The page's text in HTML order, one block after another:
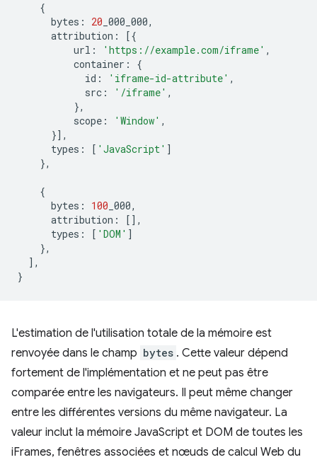
{
bytes : 20 _000_000,
attribution :
[{
url : 'https://example.com/iframe' ,
container :
{
id : 'iframe-id-attribute' ,
src : '/iframe' ,
},
scope : 'Window' ,
}],
types : [ 'JavaScript' ]
},
{
bytes : 100 _000,
attribution :
[],
types : [ 'DOM' ]
},
],
}
L'estimation de l'utilisation totale de la mémoire est
renvoyée dans le champ bytes . Cette valeur dépend
fortement de l'implémentation et ne peut pas être
comparée entre les navigateurs. Il peut même changer
entre les différentes versions du même navigateur. La
valeur inclut la mémoire JavaScript et DOM de toutes les
iFrames, fenêtres associées et nœuds de calcul Web du